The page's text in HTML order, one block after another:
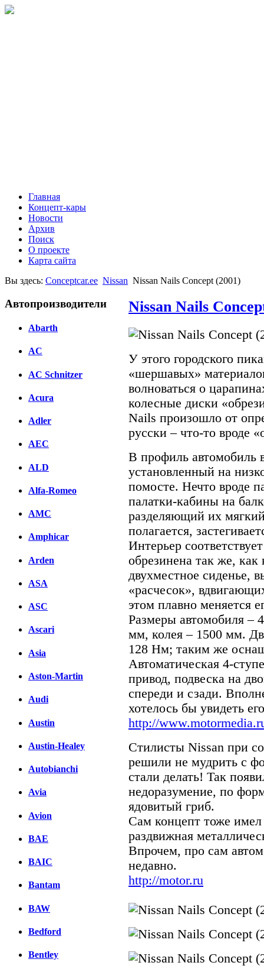
Главная
Концепт-кары
Новости
Архив
Поиск
О проекте
Карта сайта
Вы здесь: Conceptcar.ee Nissan Nissan Nails Concept (2001)
Автопроизводители
Abarth
AC
AC Schnitzer
Acura
Adler
AEC
ALD
Alfa-Romeo
AMC
Amphicar
Arden
ASA
ASC
Ascari
Asia
Aston-Martin
Audi
Austin
Austin-Healey
Autobianchi
Avia
Avion
BAE
BAIC
Bantam
BAW
Bedford
Bentley
Nissan Nails
У этого городского
«шершавых»
волноваться о
колесные диски
Nails произошло от
русски – что-то вроде
В профиль автомобиль
установленный на
помосте. Нечто вроде
палатки-кабины на
разделяющий их
полагается,
Интерьер
обрезинена так же,
двухместное сиденье,
«расчесок»,
этом плавно меняется
Размеры автомобиля –
мм, колея – 1500 мм.
128 Нм; таким же
Автоматическая 4-
привод, подвеска на
спереди и сзади.
хотелось бы увидеть
http://
Стилисты Nissan при
решили не мудрить с
стали делать! Так
недоразумение, по
ядовитый гриб.
Сам концепт тоже
раздвижная
Впрочем, про сам
недавно.
http://motor.ru